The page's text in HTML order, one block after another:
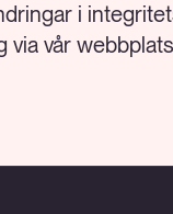
i
via vår